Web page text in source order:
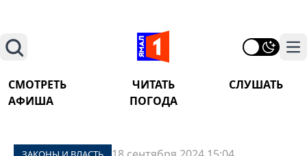
Поиск
СМОТРЕТЬ ЧИТАТЬ
СЛУШАТЬ
АФИША
ПОГОДА